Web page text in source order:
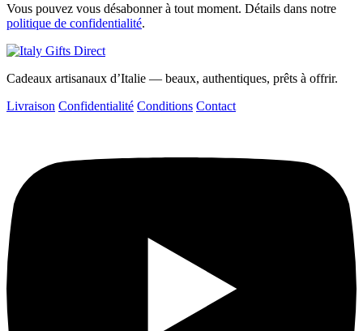
Vous pouvez vous désabonner à tout moment. Détails dans notre
politique de confidentialité.
Cadeaux artisanaux d’Italie — beaux, authentiques, prêts à offrir.
Livraison Confidentialité Conditions Contact